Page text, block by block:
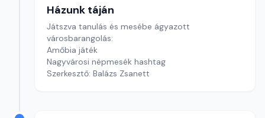
Házunk táján
Játszva tanulás és mesébe ágyazott
városbarangolás:
Amőbia játék
Nagyvárosi népmesék hashtag
Szerkesztő: Balázs Zsanett